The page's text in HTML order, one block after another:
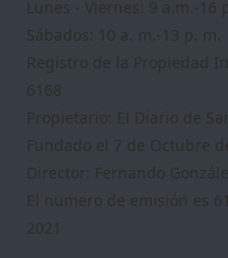
Lunes - Viernes: 9 a.m.-16
Sábados: 10 a. m.-13 p. m.
Registro de la Propiedad
6168
Propietario: El Diario de
Fundado el 7 de Octubre
Director: Fernando
El numero de emisión es
2021